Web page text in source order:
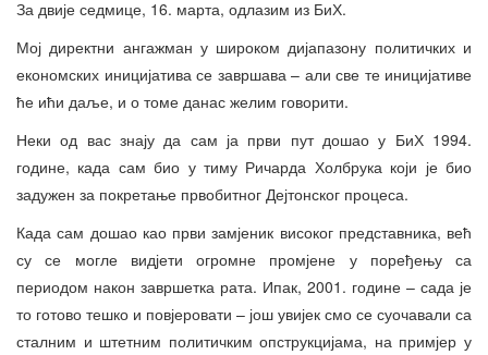
За двије седмице, 16. марта, одлазим из БиХ.
Мој директни ангажман у широком дијапазону политичких и
економских иницијатива се завршава – али све те иницијативе
ће ићи даље, и о томе данас желим говорити.
Неки од вас знају да сам ја први пут дошао у БиХ 1994.
године, када сам био у тиму Ричарда Холбрука који је био
задужен за покретање првобитног Дејтонског процеса.
Када сам дошао као први замјеник високог представника, већ
су се могле видјети огромне промјене у поређењу са
периодом након завршетка рата. Ипак, 2001. године – сада је
то готово тешко и повјеровати – још увијек смо се суочавали са
сталним и штетним политичким опструкцијама, на примјер у